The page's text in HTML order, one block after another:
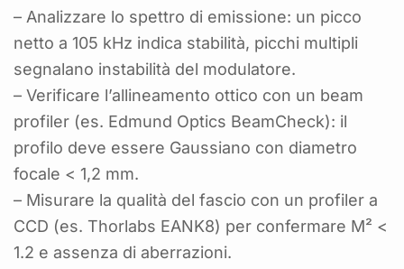
– Analizzare lo spettro di emissione: un picco
netto a 105 kHz indica stabilità, picchi multipli
segnalano instabilità del modulatore.
– Verificare l’allineamento ottico con un beam
profiler (es. Edmund Optics BeamCheck): il
profilo deve essere Gaussiano con diametro
focale < 1,2 mm.
– Misurare la qualità del fascio con un profiler a
CCD (es. Thorlabs EANK8) per confermare M² <
1.2 e assenza di aberrazioni.